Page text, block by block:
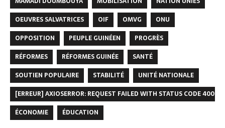
OEUVRES SALVATRICES
OIF OMVG
ONU
OPPOSITION
PEUPLE GUINÉEN
PROGRÈS
RÉFORMES
RÉFORMES GUINÉE
SANTÉ
SOUTIEN POPULAIRE
STABILITÉ
UNITÉ NATIONALE
[ERREUR] AXIOSERROR: REQUEST FAILED WITH STATUS CODE 400
ÉCONOMIE
ÉDUCATION